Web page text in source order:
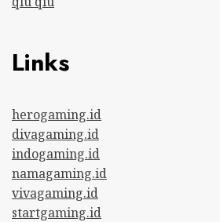
Links
herogaming.id
divagaming.id
indogaming.id
namagaming.id
vivagaming.id
startgaming.id